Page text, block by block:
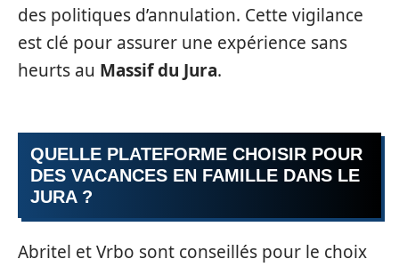
des politiques d’annulation. Cette vigilance
est clé pour assurer une expérience sans
heurts au Massif du Jura.
QUELLE PLATEFORME CHOISIR POUR
DES VACANCES EN FAMILLE DANS LE
JURA ?
Abritel et Vrbo sont conseillés pour le choix